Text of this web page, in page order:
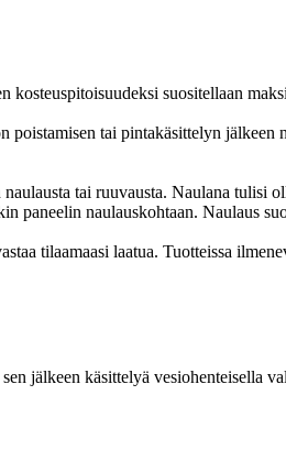
kosteuspitoisuudeksi suositellaan
tai pintakäsittelyn jälkeen
tai ruuvausta. Naulana tulisi
paneelin naulauskohtaan. Naulaus
tilaamaasi laatua. Tuotteissa
jälkeen käsittelyä vesiohenteisella